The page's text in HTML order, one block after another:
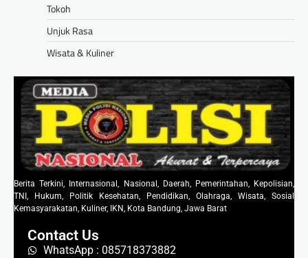
Tokoh
Unjuk Rasa
Wisata & Kuliner
Berita Terkini, Internasional, Nasional, Daerah, Pemerintahan, Kepolisian,
TNI, Hukum, Politik Kesehatan, Pendidikan, Olahraga, Wisata, Sosial
Kemasyarakatan, Kuliner, IKN, Kota Bandung, Jawa Barat
Contact Us
WhatsApp : 085718373882